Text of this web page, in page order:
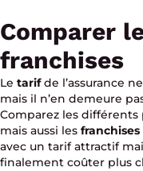
Comparer
franchises
Le tarifde l’assurance
mais il n’en demeure
Comparez les différents
mais aussi les franchises
avec un tarif attractif
finalement coûter plus